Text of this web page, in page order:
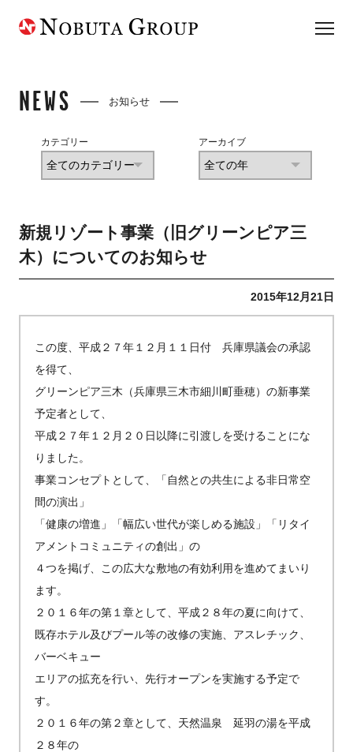
NEWS お知らせ
カテゴリー アーカイブ
新規リゾート事業（旧グリーンピア三
木）についてのお知らせ
2015年12月21日
この度、平成２７年１２月１１日付 兵庫県議会の承認
を得て、
グリーンピア三木（兵庫県三木市細川町垂穂）の新事業
予定者として、
平成２７年１２月２０日以降に引渡しを受けることにな
りました。
事業コンセプトとして、「自然との共生による非日常空
間の演出」
「健康の増進」「幅広い世代が楽しめる施設」「リタイ
アメントコミュニティの創出」の
４つを掲げ、この広大な敷地の有効利用を進めてまいり
ます。
２０１６年の第１章として、平成２８年の夏に向けて、
既存ホテル及びプール等の改修の実施、アスレチック、
バーベキュー
エリアの拡充を行い、先行オープンを実施する予定で
す。
２０１６年の第２章として、天然温泉 延羽の湯を平成
２８年の